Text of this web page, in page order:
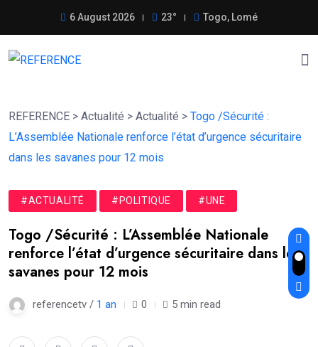
6 August 2026 23° Togo, Lomé
REFERENCE > Actualité > Actualité > Togo /Sécurité :
L’Assemblée Nationale renforce l’état d’urgence sécuritaire
dans les savanes pour 12 mois
#ACTUALITÉ #POLITIQUE #UNE
Togo /Sécurité : L’Assemblée Nationale
renforce l’état d’urgence sécuritaire dans les
savanes pour 12 mois
referencetv / 1 an 0 5 min read